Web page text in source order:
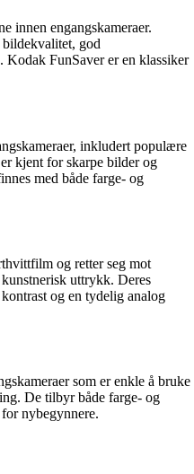
innen engangskameraer.
god
Kodak FunSaver er en klassiker
inkludert populære
kjent for skarpe bilder og
med både farge- og
og retter seg mot
uttrykk. Deres
og en tydelig analog
som er enkle å bruke
De tilbyr både farge- og
nybegynnere.